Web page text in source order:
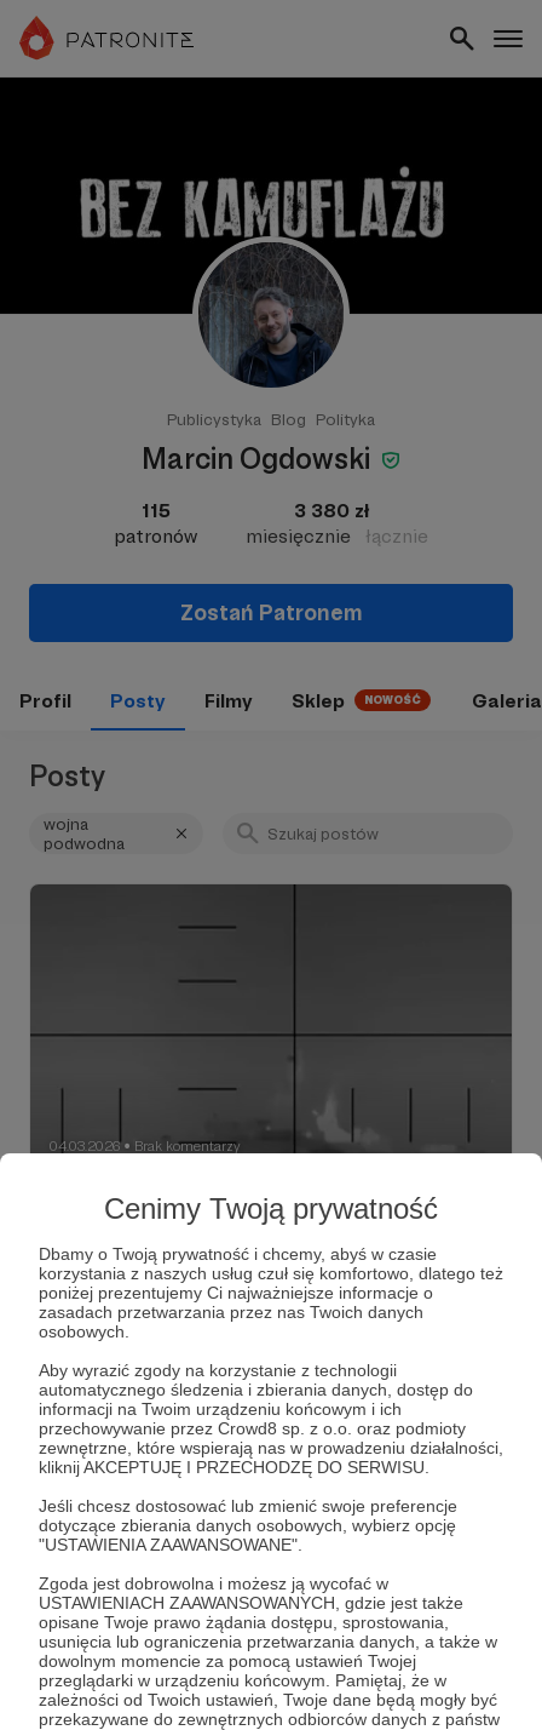
Cenimy Twoją prywatność
Dbamy o Twoją prywatność i chcemy, abyś w czasie
korzystania z naszych usług czuł się komfortowo, dlatego też
poniżej prezentujemy Ci najważniejsze informacje o
zasadach przetwarzania przez nas Twoich danych
osobowych.
Aby wyrazić zgody na korzystanie z technologii
automatycznego śledzenia i zbierania danych, dostęp do
informacji na Twoim urządzeniu końcowym i ich
przechowywanie przez Crowd8 sp. z o.o. oraz podmioty
zewnętrzne, które wspierają nas w prowadzeniu działalności,
kliknij AKCEPTUJĘ I PRZECHODZĘ DO SERWISU.
Jeśli chcesz dostosować lub zmienić swoje preferencje
dotyczące zbierania danych osobowych, wybierz opcję
"USTAWIENIA ZAAWANSOWANE".
Zgoda jest dobrowolna i możesz ją wycofać w
USTAWIENIACH ZAAWANSOWANYCH, gdzie jest także
opisane Twoje prawo żądania dostępu, sprostowania,
usunięcia lub ograniczenia przetwarzania danych, a także w
dowolnym momencie za pomocą ustawień Twojej
przeglądarki w urządzeniu końcowym. Pamiętaj, że w
zależności od Twoich ustawień, Twoje dane będą mogły być
przekazywane do zewnętrznych odbiorców danych z państw
Publicystyka Blog Polityka
Marcin Ogdowski
115
patronów
3 380 zł
miesięcznie
łącznie
Zostań Patronem
Profil Posty Filmy Sklep NOWOŚĆ Galeria
Posty
wojna
podwodna
04.03.2026 ● Brak komentarzy
Osobliwości
W historii wojskowości ostatnia doba zapisze się jako czas
wyjątkowych wydarzeń. Pozwólcie, że Wam o nich
napiszę.
USAF US Navy Patriot +5
Dołącz do grona Patronów!
Wesprzyj działalność AutoraMarcin Ogdowski
już
teraz!